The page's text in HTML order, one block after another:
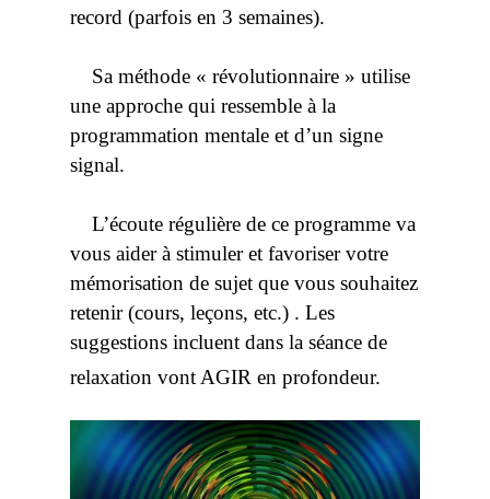
record (parfois en 3 semaines).
Sa méthode « révolutionnaire » utilise
une approche qui ressemble à la
programmation mentale et d’un signe
signal.
L’écoute régulière de ce programme va
vous aider à stimuler et favoriser votre
mémorisation de sujet que vous souhaitez
retenir (cours, leçons, etc.) . Les
suggestions incluent dans la séance de
relaxation vont AGIR en profondeur.